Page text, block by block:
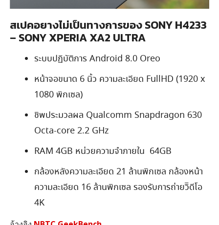
สเปคอยางไม่เป็นทางการของ SONY H4233
– SONY XPERIA XA2 ULTRA
ระบบปฏิบัติการ Android 8.0 Oreo
หน้าจอขนาด 6 นิ้ว ความละเอียด FullHD (1920 x
1080 พิกเซล)
ชิพประมวลผล Qualcomm Snapdragon 630
Octa-core 2.2 GHz
RAM 4GB หน่วยความจำภายใน 64GB
กล้องหลังความละเอียด 21 ล้านพิกเซล กล้องหน้า
ความละเอียด 16 ล้านพิกเซล รองรับการถ่ายวิิดีโอ
4K